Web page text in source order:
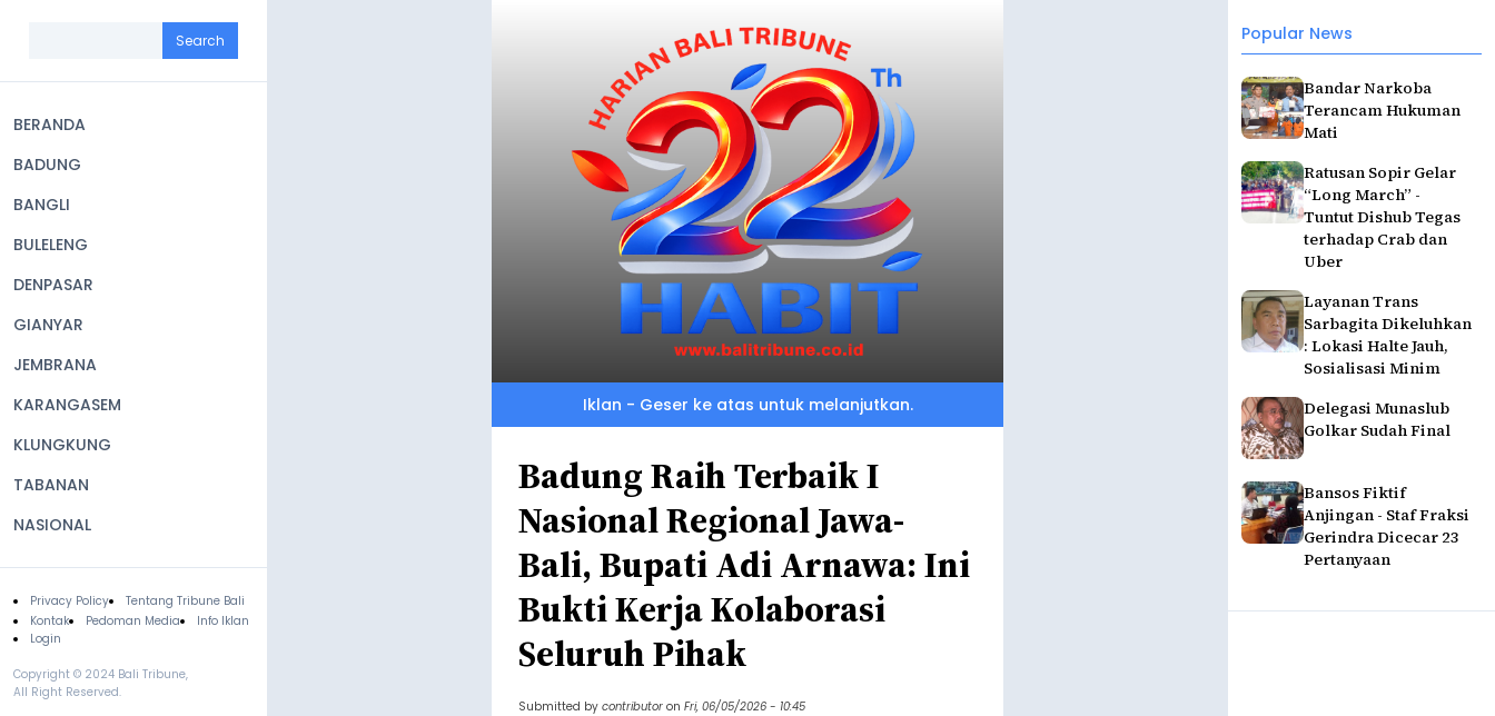
navigation
BERANDA
BADUNG
BANGLI
BULELENG
DENPASAR
GIANYAR
JEMBRANA
KARANGASEM
KLUNGKUNG
TABANAN
NASIONAL
Footer
Privacy Policy
Tentang Tribune Bali
Kontak
Pedoman Media
Info Iklan
Login
Copyright © 2024 Bali Tribune,
All Right Reserved.
Popular News
Bandar Narkoba
Terancam Hukuman
Mati
Ratusan Sopir Gelar
“Long March” -
Tuntut Dishub Tegas
terhadap Crab dan
Uber
Layanan Trans
Sarbagita Dikeluhkan
: Lokasi Halte Jauh,
Sosialisasi Minim
Delegasi Munaslub
Golkar Sudah Final
Bansos Fiktif
Anjingan - Staf Fraksi
Gerindra Dicecar 23
Pertanyaan
Iklan - Geser ke atas untuk melanjutkan.
Badung Raih Terbaik I
Nasional Regional Jawa-
Bali, Bupati Adi Arnawa: Ini
Bukti Kerja Kolaborasi
Seluruh Pihak
Submitted by contributor on Fri, 06/05/2026 - 10:45